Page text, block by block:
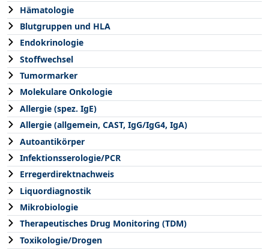
Hämatologie
Blutgruppen und HLA
Endokrinologie
Stoffwechsel
Tumormarker
Molekulare Onkologie
Allergie (spez. IgE)
Allergie (allgemein, CAST, IgG/IgG4, IgA)
Autoantikörper
Infektionsserologie/PCR
Erregerdirektnachweis
Liquordiagnostik
Mikrobiologie
Therapeutisches Drug Monitoring (TDM)
Toxikologie/Drogen